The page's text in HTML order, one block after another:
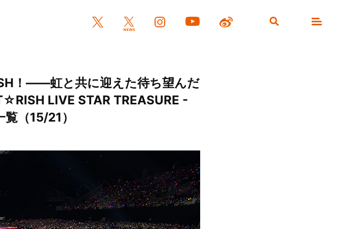
！――虹と共に迎えた待ち望んだ
LIVE STAR TREASURE -
（15/21）